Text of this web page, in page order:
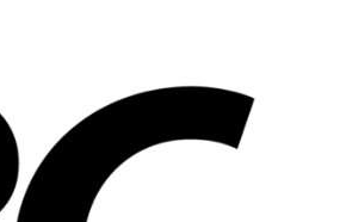
por y para
y en la primer